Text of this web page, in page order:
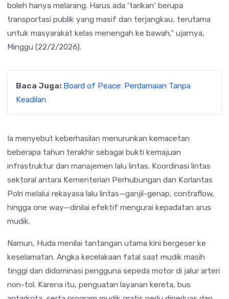
boleh hanya melarang. Harus ada ‘tarikan’ berupa
transportasi publik yang masif dan terjangkau, terutama
untuk masyarakat kelas menengah ke bawah,” ujarnya,
Minggu (22/2/2026).
Baca Juga: Board of Peace: Perdamaian Tanpa
Keadilan
Ia menyebut keberhasilan menurunkan kemacetan
beberapa tahun terakhir sebagai bukti kemajuan
infrastruktur dan manajemen lalu lintas. Koordinasi lintas
sektoral antara Kementerian Perhubungan dan Korlantas
Polri melalui rekayasa lalu lintas—ganjil-genap, contraflow,
hingga one way—dinilai efektif mengurai kepadatan arus
mudik.
Namun, Huda menilai tantangan utama kini bergeser ke
keselamatan. Angka kecelakaan fatal saat mudik masih
tinggi dan didominasi pengguna sepeda motor di jalur arteri
non-tol. Karena itu, penguatan layanan kereta, bus